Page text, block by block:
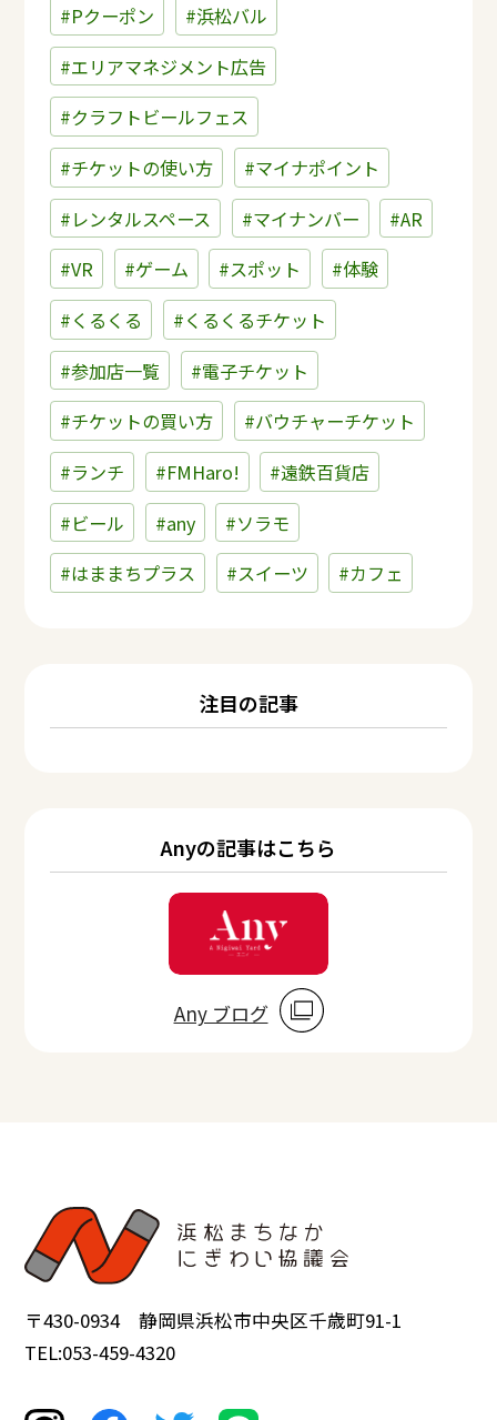
#Pクーポン
#浜松バル
#エリアマネジメント広告
#クラフトビールフェス
#チケットの使い方
#マイナポイント
#レンタルスペース
#マイナンバー
#AR
#VR
#ゲーム #スポット
#体験
#くるくる
#くるくるチケット
#参加店一覧
#電子チケット
#チケットの買い方
#バウチャーチケット
#ランチ
#FMHaro!
#遠鉄百貨店
#ビール
#any
#ソラモ
#はままちプラス
#スイーツ #カフェ
注目の記事
Anyの記事はこちら
Any ブログ
〒430-0934 静岡県浜松市中央区千歳町91-1
TEL:053-459-4320